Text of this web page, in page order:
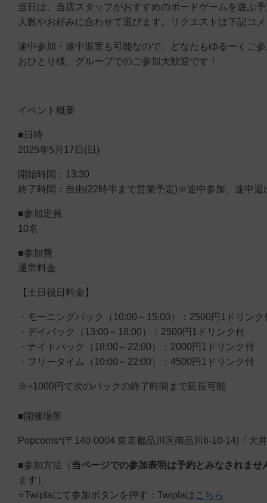
当日は、当店スタッフがおすすめのボードゲームを遊ぶ
人数やお好みに合わせて選びます。リクエストは下記コ
途中参加・途中退室も可能なので、どなたもゆるーくご
おひとり様、グループでのご参加大歓迎です！
イベント概要
■日時
2025年5月17日(日)
開始時間：13:30
終了時間：自由(22時半まで営業予定)※途中参加、途中退
■参加定員
10名
■参加費
通常料金
【土日祝日料金】
・モーニングパック（10:00～15:00）：2500円1ドリンク
・デイパック（13:00～18:00）：2500円1ドリンク付
・ナイトパック（18:00～22:00）：2000円1ドリンク付
・フリータイム（10:00～22:00）：4500円1ドリンク付
※+1000円で次のパックの終了時間まで延長可能
■開催場所
Popcorns*(〒140-0004 東京都品川区南品川6-10-14)「大
■参加方法（ 当ページでの参加表明は予約とみなされませ
ます）
⭐️Twiplaにて参加ボタンを押す：Twiplaは こちら